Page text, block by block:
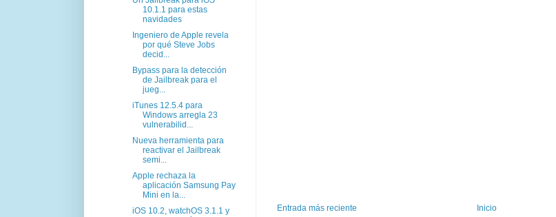
Entrada más reciente Inicio
10.1.1 para estas
navidades
Ingeniero de Apple revela
por qué Steve Jobs
decid...
Bypass para la detección
de Jailbreak para el
jueg...
iTunes 12.5.4 para
Windows arregla 23
vulnerabilid...
Nueva herramienta para
reactivar el Jailbreak
semi...
Apple rechaza la
aplicación Samsung Pay
Mini en la...
iOS 10.2, watchOS 3.1.1 y